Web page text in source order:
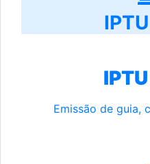
Emissão de guia,